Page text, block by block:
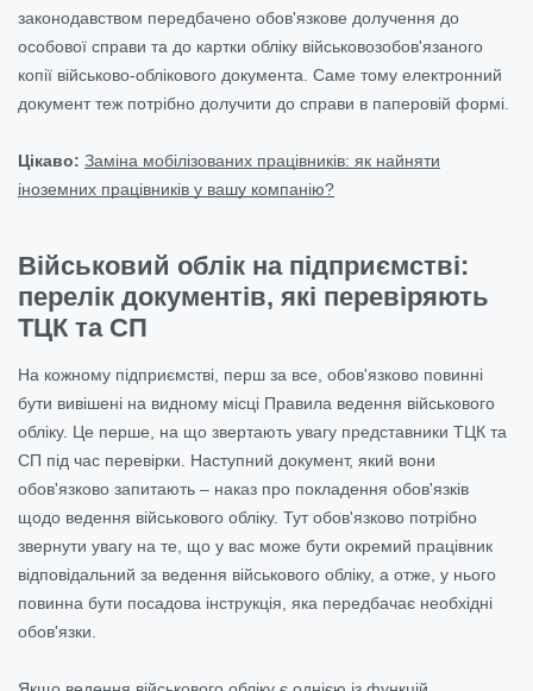
законодавством передбачено обов'язкове долучення до
особової справи та до картки обліку військовозобов'язаного
копії військово-облікового документа. Саме тому електронний
документ теж потрібно долучити до справи в паперовій формі.
Цікаво: Заміна мобілізованих працівників: як найняти
іноземних працівників у вашу компанію?
Військовий облік на підприємстві:
перелік документів, які перевіряють
ТЦК та СП
На кожному підприємстві, перш за все, обов'язково повинні
бути вивішені на видному місці Правила ведення військового
обліку. Це перше, на що звертають увагу представники ТЦК та
СП під час перевірки. Наступний документ, який вони
обов'язково запитають – наказ про покладення обов'язків
щодо ведення військового обліку. Тут обов'язково потрібно
звернути увагу на те, що у вас може бути окремий працівник
відповідальний за ведення військового обліку, а отже, у нього
повинна бути посадова інструкція, яка передбачає необхідні
обов'язки.